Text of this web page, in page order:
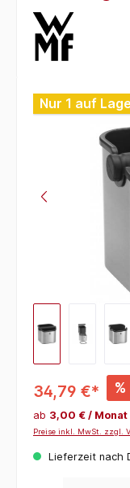
Bildergalerie
Nur 1 auf
34,79 €* %
ab 3,00 € / Monat
Preise inkl. MwSt. zzgl.
Lieferzeit nach